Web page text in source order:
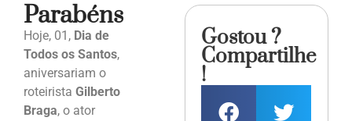
Parabéns
Hoje, 01, Dia de
Todos os Santos,
aniversariam o
roteirista Gilberto
Braga, o ator
Gostou ?
Compartilhe
!